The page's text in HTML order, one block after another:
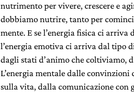
nutrimento per vivere, crescere e
dobbiamo nutrire, tanto per
mente. E se l’energia fisica ci arriva
l’energia emotiva ci arriva dal tipo
dagli stati d’animo che coltiviamo,
L’energia mentale dalle convinzioni
sulla vita, dalla comunicazione